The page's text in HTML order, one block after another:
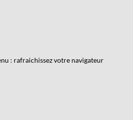
: rafraichissez votre navigateur